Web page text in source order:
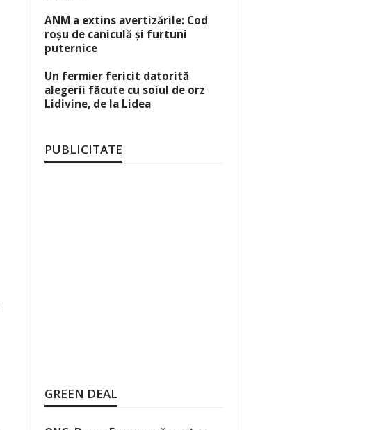
ANM a extins avertizările: Cod
roșu de caniculă și furtuni
puternice
Un fermier fericit datorită
alegerii făcute cu soiul de orz
Lidivine, de la Lidea
PUBLICITATE
GREEN DEAL